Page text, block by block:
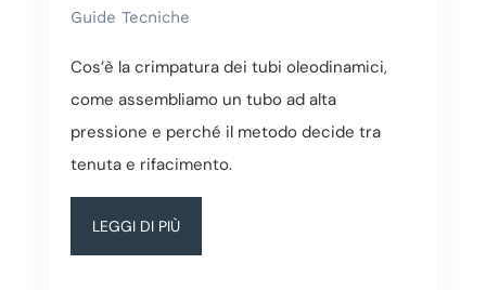
Guide Tecniche
Cos’è la crimpatura dei tubi oleodinamici,
come assembliamo un tubo ad alta
pressione e perché il metodo decide tra
tenuta e rifacimento.
LEGGI DI PIÙ